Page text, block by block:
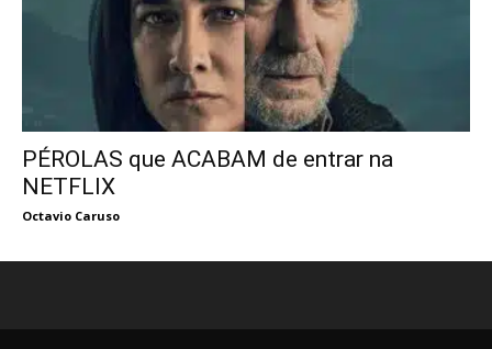
PÉROLAS que ACABAM de entrar na
NETFLIX
Octavio Caruso